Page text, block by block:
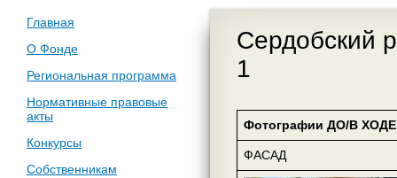
Главная
О Фонде
Региональная программа
Нормативные правовые
акты
Конкурсы
Собственникам
Сердобский
1
Фотографии ДО/В ХОДЕ
ФАСАД